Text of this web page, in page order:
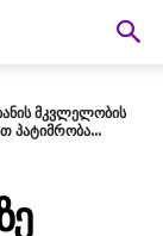
მკვლელობის
პატიმრობა...